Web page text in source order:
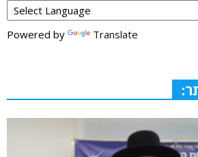
Powered by Translate